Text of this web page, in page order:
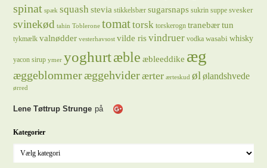
spinat spæk squash stevia stikkelsbær sugarsnaps sukrin suppe svesker
svinekød tahin Toblerone tomattorsk torskerogn tranebærtun
tykmælk valnødder vesterhavsost vilde ris vindruer vodka wasabi whisky
yacon sirup ymer yoghurtæble æbleeddike æg
æggeblommeræggehviderærter ærteskud øl ølandshvede
ørred
Lene Tøttrup Strunge på
Kategorier